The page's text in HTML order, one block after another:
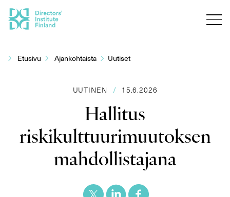
sisältöön
Etusivu Ajankohtaista Uutiset
UUTINEN / 15.6.2026
Hallitus
riskikulttuurimuutoksen
mahdollistajana